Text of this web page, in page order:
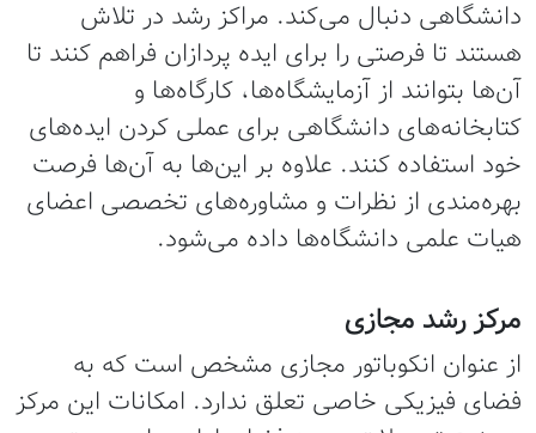
دانشگاهی دنبال می‌کند. مراکز رشد در تلاش
هستند تا فرصتی را برای ایده پردازان فراهم کنند تا
آن‌ها بتوانند از آزمایشگاه‌ها، کارگاه‌ها و
کتابخانه‌های دانشگاهی برای عملی کردن ایده‌های
خود استفاده کنند‌. علاوه بر این‌ها به آن‌ها فرصت
بهره‌مندی از نظرات و مشاوره‌های تخصصی اعضای
هیات علمی دانشگاه‌ها داده می‌شود.
مرکز رشد مجازی
از عنوان انکوباتور مجازی مشخص است که به
فضای فیزیکی خاصی تعلق ندارد. امکانات این مرکز